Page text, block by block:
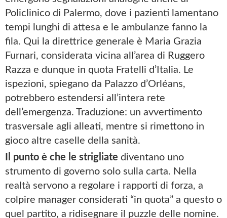
Policlinico di Palermo, dove i pazienti lamentano
tempi lunghi di attesa e le ambulanze fanno la
fila. Qui la direttrice generale è Maria Grazia
Furnari, considerata vicina all’area di Ruggero
Razza e dunque in quota Fratelli d’Italia. Le
ispezioni, spiegano da Palazzo d’Orléans,
potrebbero estendersi all’intera rete
dell’emergenza. Traduzione: un avvertimento
trasversale agli alleati, mentre si rimettono in
gioco altre caselle della sanità.
Il punto è che le strigliate diventano uno
strumento di governo solo sulla carta. Nella
realtà servono a regolare i rapporti di forza, a
colpire manager considerati “in quota” a questo o
quel partito, a ridisegnare il puzzle delle nomine.